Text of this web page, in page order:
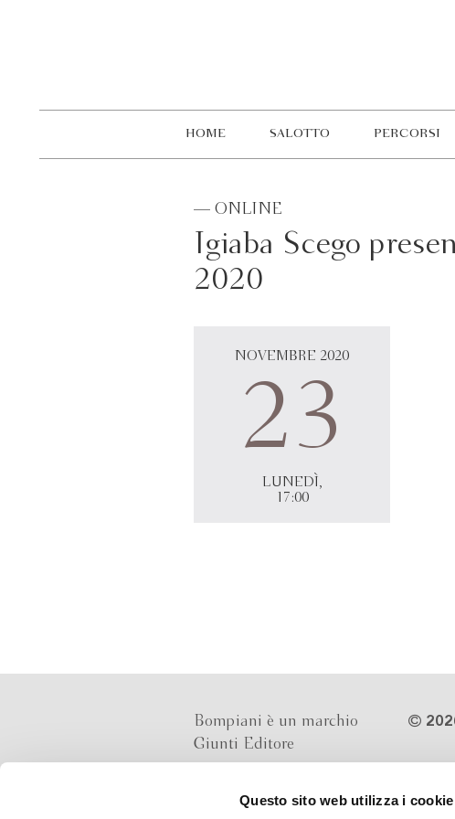
Questo sito web utilizza i cookie
HOME SALOTTO PERCORSI
— ONLINE
Igiaba Scego
2020
NOVEMBRE 2020
23
LUNEDÌ,
17:00
Bompiani è un marchio
Giunti Editore